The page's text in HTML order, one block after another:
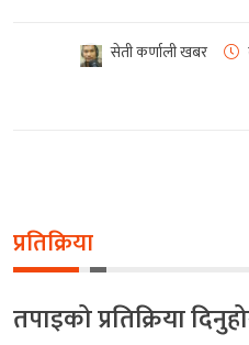
सेती कर्णाली खबर
प्रतिक्रिया
तपाइको प्रतिक्रिया